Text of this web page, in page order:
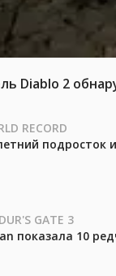
Diablo 2
RECORD
подросток
GATE 3
показала 10